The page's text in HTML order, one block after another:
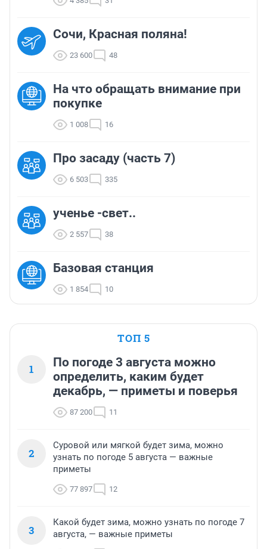
Сочи, Красная поляна!
23 600 48
На что обращать внимание при
покупке
1 008 16
Про засаду (часть 7)
6 503 335
ученье -свет..
2 557 38
Базовая станция
1 854 10
ТОП 5
1
По погоде 3 августа можно
определить, каким будет
декабрь, — приметы и поверья
87 200 11
2
Суровой или мягкой будет зима, можно
узнать по погоде 5 августа — важные
приметы
77 897 12
3
Какой будет зима, можно узнать по погоде 7
августа, — важные приметы